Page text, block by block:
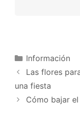
Información
Las flores
una fiesta
Cómo bajar